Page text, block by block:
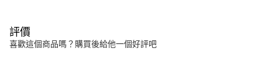
評價
喜歡這個商品嗎？購買後給他一個好評吧